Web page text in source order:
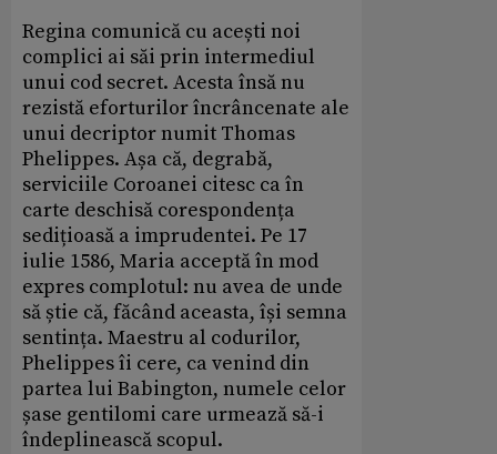
Regina comunică cu acești noi
complici ai săi prin intermediul
unui cod secret. Acesta însă nu
rezistă eforturilor încrâncenate ale
unui decriptor numit Thomas
Phelippes. Așa că, degrabă,
serviciile Coroanei citesc ca în
carte deschisă corespondența
sedițioasă a imprudentei. Pe 17
iulie 1586, Maria acceptă în mod
expres complotul: nu avea de unde
să știe că, făcând aceasta, își semna
sentința. Maestru al codurilor,
Phelippes îi cere, ca venind din
partea lui Babington, numele celor
șase gentilomi care urmează să-i
îndeplinească scopul.